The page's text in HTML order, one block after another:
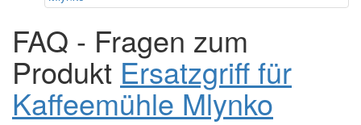
FAQ - Fragen zum
Produkt Ersatzgriff für
Kaffeemühle Mlynko